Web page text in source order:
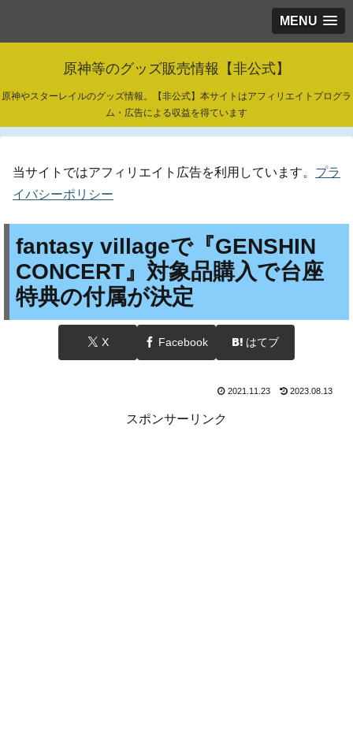
MENU
原神等のグッズ販売情報【非公式】
原神やスターレイルのグッズ情報。【非公式】本サイトはアフィリエイトプログラ
ム・広告による収益を得ています
当サイトではアフィリエイト広告を利用しています。 プラ
イバシーポリシー
fantasy villageで『GENSHIN
CONCERT』対象品購入で台座
特典の付属が決定
X Facebook はてブ
2021.11.23 2023.08.13
スポンサーリンク